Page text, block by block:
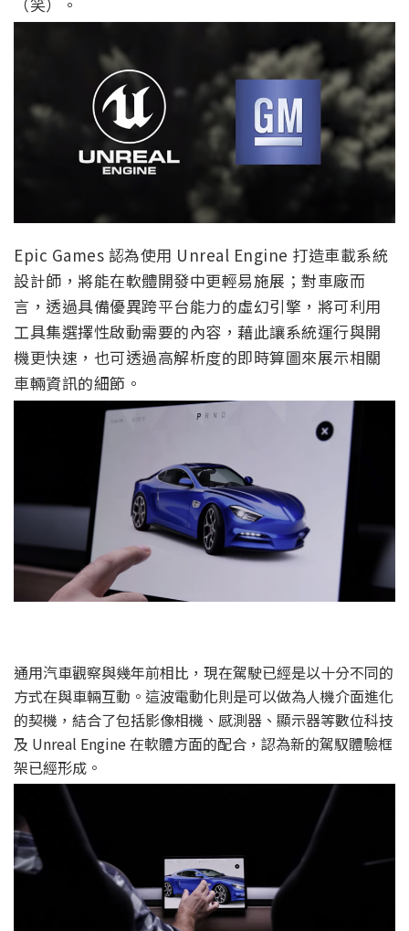
Epic Games 認為使用 Unreal Engine 打造車載系統
設計師，將能在軟體開發中更輕易施展；對車廠而
言，透過具備優異跨平台能力的虛幻引擎，將可利用
工具集選擇性啟動需要的內容，藉此讓系統運行與開
機更快速，也可透過高解析度的即時算圖來展示相關
車輛資訊的細節。
通用汽車觀察與幾年前相比，現在駕駛已經是以十分不同的
方式在與車輛互動。這波電動化則是可以做為人機介面進化
的契機，結合了包括影像相機、感測器、顯示器等數位科技
及 Unreal Engine 在軟體方面的配合，認為新的駕馭體驗框
架已經形成。